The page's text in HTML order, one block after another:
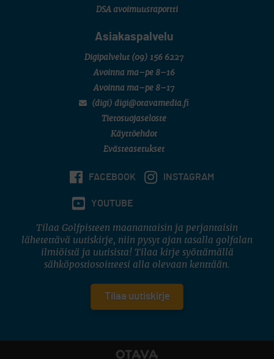
DSA avoimuusraportti
Asiakaspalvelu
Digipalvelut (09) 156 6227
Avoinna ma–pe 8–16
Avoinna ma–pe 8–17
(digi) digi@otavamedia.fi
Tietosuojaseloste
Käyttöehdot
Evästeasetukset
FACEBOOK INSTAGRAM
YOUTUBE
Tilaa Golfpisteen maanantaisin ja perjantaisin
lähetettävä uutiskirje, niin pysyt ajan tasalla golfalan
ilmiöistä ja uutisista! Tilaa kirje syöttämällä
sähköpostiosoitteesi alla olevaan kenttään.
Tilaa uutiskirje